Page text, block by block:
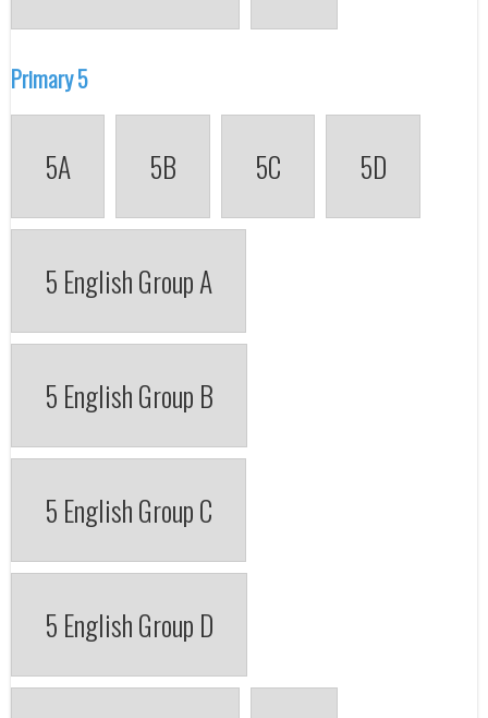
Primary 5
5A 5B 5C 5D
5 English Group A
5 English Group B
5 English Group C
5 English Group D